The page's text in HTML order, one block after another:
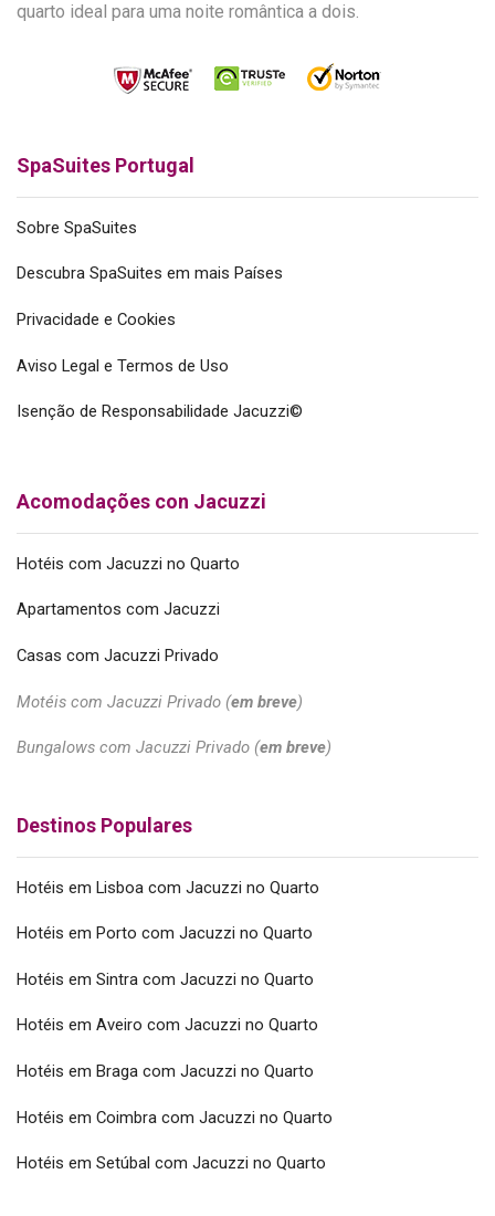
quarto ideal para uma noite romântica a dois.
SpaSuites Portugal
Sobre SpaSuites
Descubra SpaSuites em mais Países
Privacidade e Cookies
Aviso Legal e Termos de Uso
Isenção de Responsabilidade Jacuzzi©
Acomodações con Jacuzzi
Hotéis com Jacuzzi no Quarto
Apartamentos com Jacuzzi
Casas com Jacuzzi Privado
Motéis com Jacuzzi Privado (em breve)
Bungalows com Jacuzzi Privado (em breve)
Destinos Populares
Hotéis em Lisboa com Jacuzzi no Quarto
Hotéis em Porto com Jacuzzi no Quarto
Hotéis em Sintra com Jacuzzi no Quarto
Hotéis em Aveiro com Jacuzzi no Quarto
Hotéis em Braga com Jacuzzi no Quarto
Hotéis em Coimbra com Jacuzzi no Quarto
Hotéis em Setúbal com Jacuzzi no Quarto